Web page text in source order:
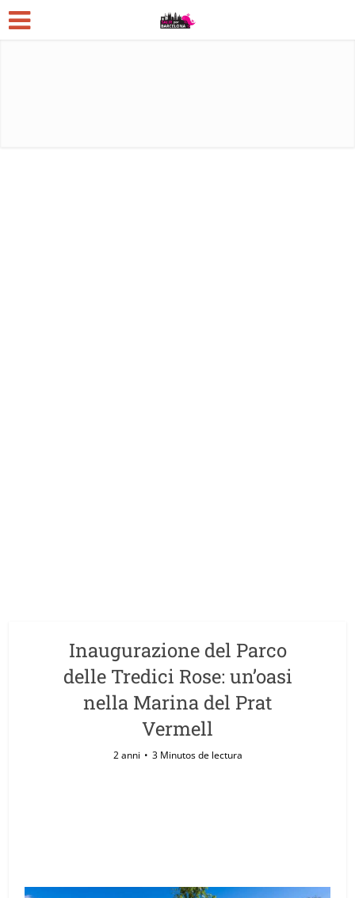
Inaugurazione del Parco
delle Tredici Rose: un’oasi
nella Marina del Prat
Vermell
2 anni 3 Minutos de lectura